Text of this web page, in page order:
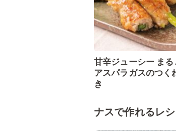
甘辛ジューシー まる
アスパラガスのつく
き
ナスで作れるレ